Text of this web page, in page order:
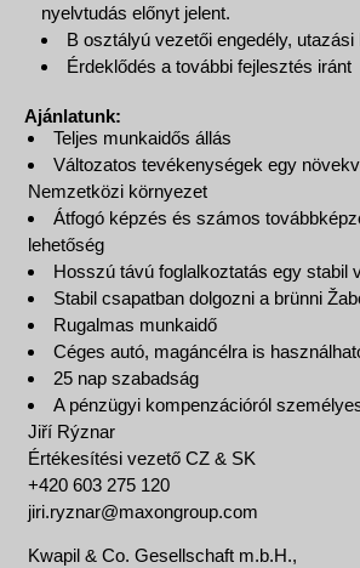
nyelvtudás előnyt jelent.
B osztályú vezetői engedély, utazási
Érdeklődés a további fejlesztés iránt
Ajánlatunk:
Teljes munkaidős állás
Változatos tevékenységek egy
Nemzetközi környezet
Átfogó képzés és számos
lehetőség
Hosszú távú foglalkoztatás egy stabil
Stabil csapatban dolgozni a brünni
Rugalmas munkaidő
Céges autó, magáncélra is
25 nap szabadság
A pénzügyi kompenzációról
Jiří Rýznar
Értékesítési vezető CZ & SK
+420 603 275 120
jiri.ryznar@maxongroup.com
Kwapil & Co. Gesellschaft m.b.H.,